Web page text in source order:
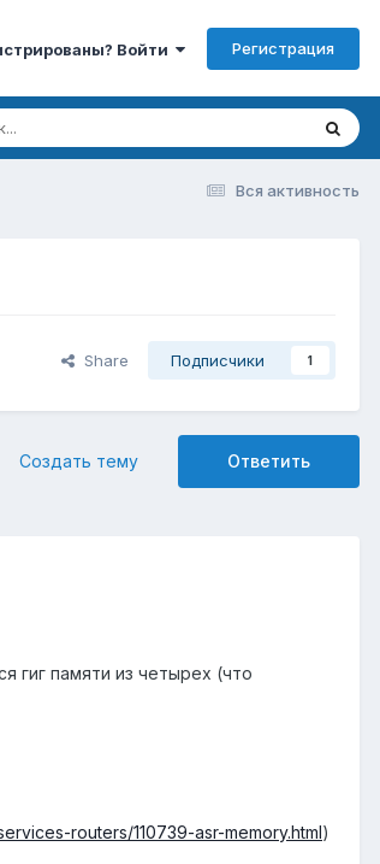
Войти Регистрация
Вся активность
Share Подписчики 1
Ответить
Создать тему
гиг памяти из четырех (что
routers/110739-asr-memory.html)